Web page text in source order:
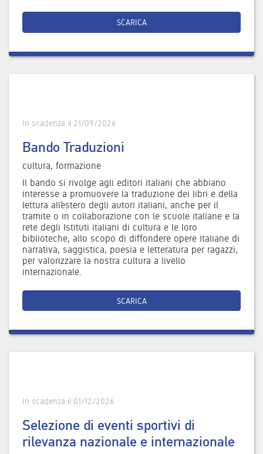
SCARICA
In scadenza il 21/09/2026
Bando Traduzioni
cultura, formazione
Il bando si rivolge agli editori italiani che abbiano
interesse a promuovere la traduzione dei libri e della
lettura all’estero degli autori italiani, anche per il
tramite o in collaborazione con le scuole italiane e la
rete degli Istituti italiani di cultura e le loro
biblioteche, allo scopo di diffondere opere italiane di
narrativa, saggistica, poesia e letteratura per ragazzi,
per valorizzare la nostra cultura a livello
internazionale.
SCARICA
In scadenza il 01/12/2026
Selezione di eventi sportivi di
rilevanza nazionale e internazionale